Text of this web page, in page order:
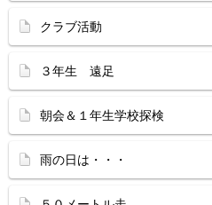
クラブ活動
３年生 遠足
朝会＆１年生学校探検
雨の日は・・・